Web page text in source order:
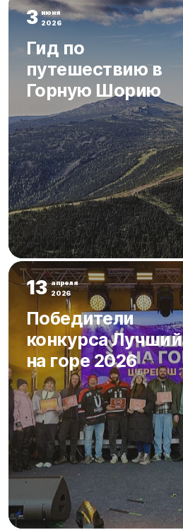
3 июня
2026
Гид по
путешествию в
Горную Шорию
13 апреля
2026
Победители
конкурса Лучший
на горе 2026